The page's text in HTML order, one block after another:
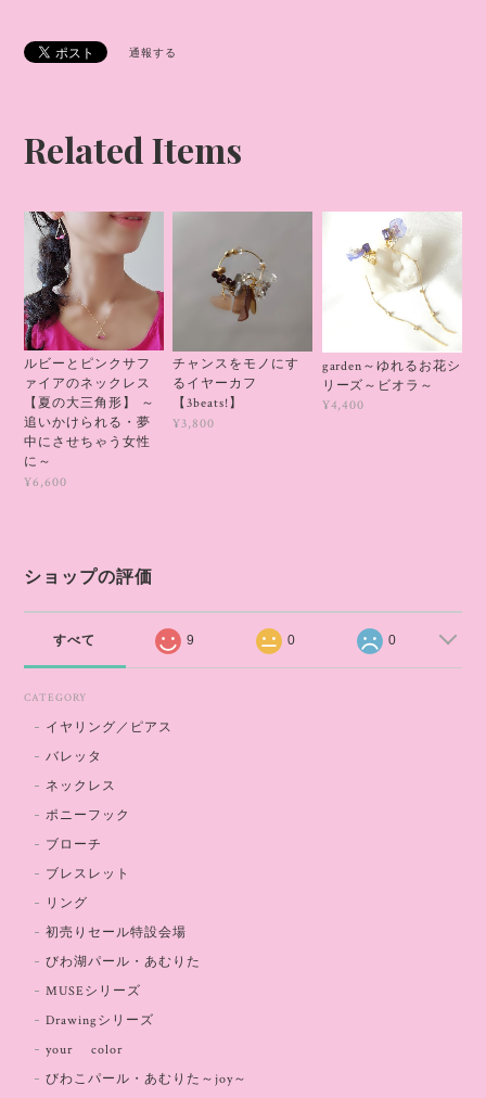
通報する
Related Items
ルビーとピンクサフ
ァイアのネックレス
【夏の大三角形】 ～
追いかけられる・夢
中にさせちゃう女性
に～
¥6,600
チャンスをモノにす
るイヤーカフ
【3beats!】
¥3,800
garden～ゆれるお花シ
リーズ～ビオラ～
¥4,400
ショップの評価
すべて 9 0 0
CATEGORY
イヤリング／ピアス
バレッタ
ネックレス
ポニーフック
ブローチ
ブレスレット
リング
初売りセール特設会場
びわ湖パール・あむりた
MUSEシリーズ
Drawingシリーズ
your color
びわこパール・あむりた～joy～